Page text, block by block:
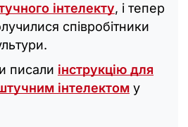
інтелекту, і тепер
співробітники
писали інструкцію для
інтелектом у